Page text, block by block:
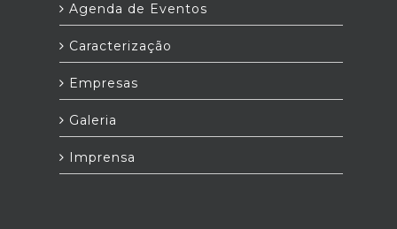
Agenda de Eventos
Caracterização
Empresas
Galeria
Imprensa